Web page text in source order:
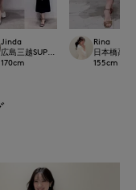
Jinda
広島三越SUPERIORCLOSET
170cm
Rina
日本橋高
155cm